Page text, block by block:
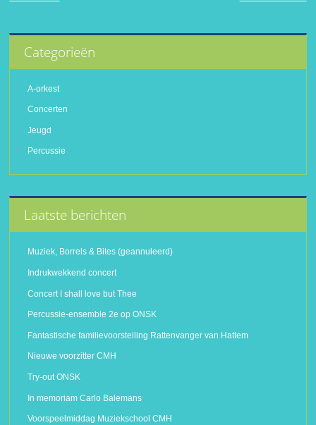
Categorieën
A-orkest
Concerten
Jeugd
Percussie
Laatste berichten
Muziek, Borrels & Bites (geannuleerd)
Indrukwekkend concert
Concert I shall love but Thee
Percussie-ensemble 2e op ONSK
Fantastische familievoorstelling Rattenvanger van Hattem
Nieuwe voorzitter CMH
Try-out ONSK
In memoriam Carlo Balemans
Voorspeelmiddag Muziekschool CMH